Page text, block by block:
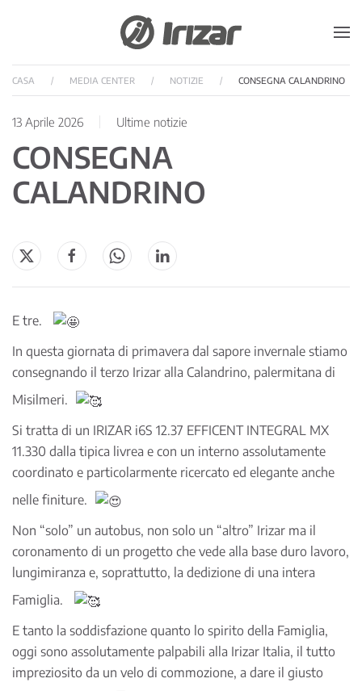
Skip to main content
CASA MEDIA CENTER NOTIZIE CONSEGNA CALANDRINO
13 Aprile 2026 Ultime notizie
CONSEGNA
CALANDRINO
E tre.
In questa giornata di primavera dal sapore invernale stiamo
consegnando il terzo Irizar alla Calandrino, palermitana di
Misilmeri.
Si tratta di un IRIZAR i6S 12.37 EFFICENT INTEGRAL MX
11.330 dalla tipica livrea e con un interno assolutamente
coordinato e particolarmente ricercato ed elegante anche
nelle finiture.
Non “solo” un autobus, non solo un “altro” Irizar ma il
coronamento di un progetto che vede alla base duro lavoro,
lungimiranza e, soprattutto, la dedizione di una intera
Famiglia.
E tanto la soddisfazione quanto lo spirito della Famiglia,
oggi sono assolutamente palpabili alla Irizar Italia, il tutto
impreziosito da un velo di commozione, a dare il giusto